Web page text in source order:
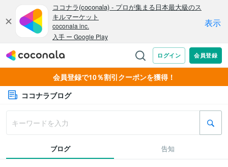
会員登録で10％割引クーポンを獲得！
ココナラブログ
ブログ 告知